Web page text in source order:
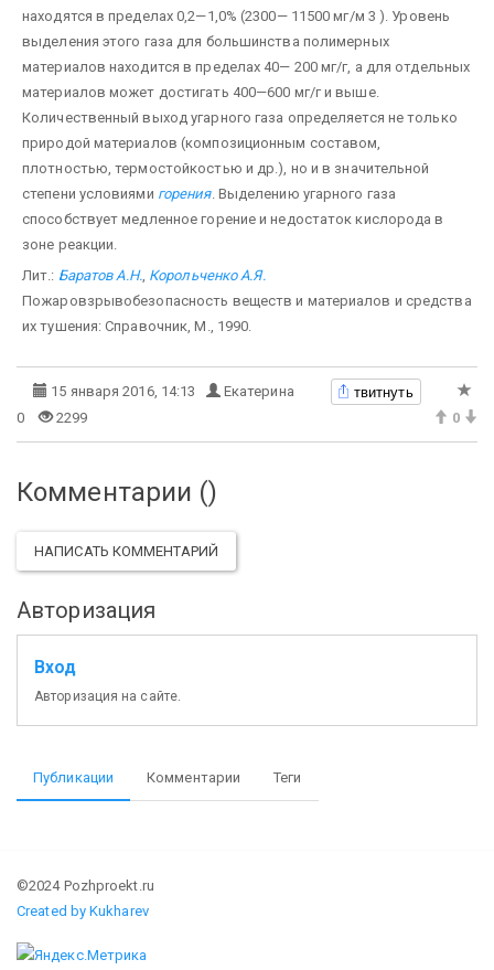
находятся в пределах 0,2—1,0% (2300— 11500 мг/м 3 ). Уровень
выделения этого газа для большинства полимерных
материалов находится в пределах 40— 200 мг/г, а для отдельных
материалов может достигать 400—600 мг/г и выше.
Количественный выход угарного газа определяется не только
природой материалов (композиционным составом,
плотностью, термостойкостью и др.), но и в значительной
степени условиями горения. Выделению угарного газа
способствует медленное горение и недостаток кислорода в
зоне реакции.
Лит.: Баратов А.Н. Корольченко А.Я.
Пожаровзрывобезопасность веществ и материалов и средства
их тушения: Справочник, М., 1990.
15 января 2016, 14:13 Екатерина твитнуть
0 2299 0
Комментарии ()
НАПИСАТЬ КОММЕНТАРИЙ
Авторизация
Вход
Авторизация на сайте.
Публикации Комментарии Теги
©2024 Pozhproekt.ru
Created by Kukharev